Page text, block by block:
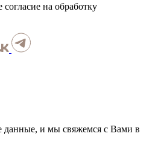
на обработку
данные, и мы свяжемся с Вами в